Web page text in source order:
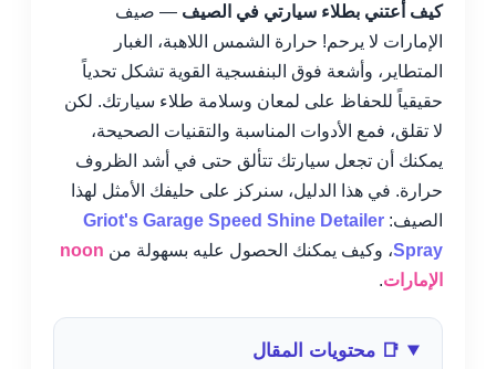
كيف أعتني بطلاء سيارتي في الصيف — صيف
الإمارات لا يرحم! حرارة الشمس اللاهبة، الغبار
المتطاير، وأشعة فوق البنفسجية القوية تشكل تحدياً
حقيقياً للحفاظ على لمعان وسلامة طلاء سيارتك. لكن
لا تقلق، فمع الأدوات المناسبة والتقنيات الصحيحة،
يمكنك أن تجعل سيارتك تتألق حتى في أشد الظروف
حرارة. في هذا الدليل، سنركز على حليفك الأمثل لهذا
الصيف: Griot's Garage Speed Shine Detailer
Spray، وكيف يمكنك الحصول عليه بسهولة من noon
الإمارات.
📑 محتويات المقال